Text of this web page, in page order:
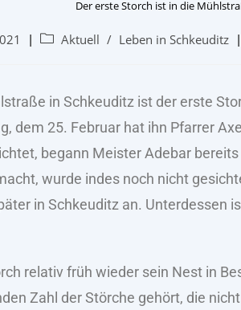
Der erste Storch ist in die
Aktuell / Leben in Schkeuditz
in Schkeuditz ist der erste
dem 25. Februar hat ihn Pfarrer
begann Meister Adebar
wurde indes noch nicht
in Schkeuditz an. Unterdessen
relativ früh wieder sein Nest in
Zahl der Störche gehört, die